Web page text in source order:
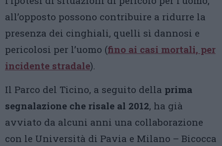
all’opposto possono contribuire a ridurre la
presenza dei cinghiali, quelli sì dannosi e
pericolosi per l’uomo (fino ai casi mortali, per
incidente stradale).
Il Parco del Ticino, a seguito della prima
segnalazione che risale al 2012, ha già
avviato da alcuni anni una collaborazione
con le Università di Pavia e Milano – Bicocca